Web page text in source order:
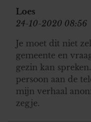
Loes
24-10-2020 08:56
Je moet dit niet
gemeente en
gezin kan
persoon aan de
mijn verhaal
zegje.